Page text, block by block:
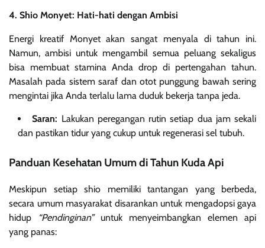
4. Shio Monyet: Hati-hati dengan Ambisi
Energi kreatif Monyet akan sangat menyala di tahun ini.
Namun, ambisi untuk mengambil semua peluang sekaligus
bisa membuat stamina Anda drop di pertengahan tahun.
Masalah pada sistem saraf dan otot punggung bawah sering
mengintai jika Anda terlalu lama duduk bekerja tanpa jeda.
Saran: Lakukan peregangan rutin setiap dua jam sekali
dan pastikan tidur yang cukup untuk regenerasi sel tubuh.
Panduan Kesehatan Umum di Tahun Kuda Api
Meskipun setiap shio memiliki tantangan yang berbeda,
secara umum masyarakat disarankan untuk mengadopsi gaya
hidup “Pendinginan”untuk menyeimbangkan elemen api
yang panas: